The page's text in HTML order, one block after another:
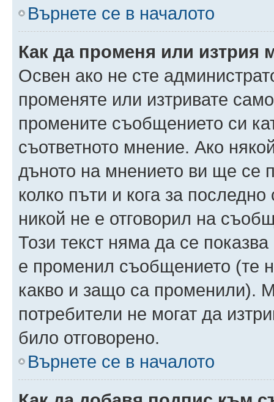
Върнете се в началото
Как да променя или изтрия
Освен ако не сте
променяте или изтривате
промените съобщението си
съответното мнение. Ако
дъното на мнението ви ще се
колко пъти и кога за
никой не е отговорил на
Този текст няма да се
е променил съобщението (те
какво и защо са променили).
потребители не могат да
било отговорено.
Върнете се в началото